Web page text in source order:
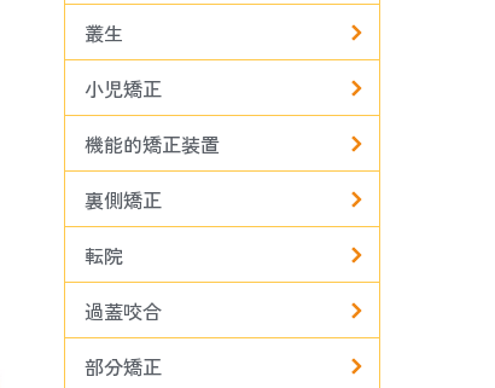
叢生
小児矯正
機能的矯正装置
裏側矯正
転院
過蓋咬合
部分矯正